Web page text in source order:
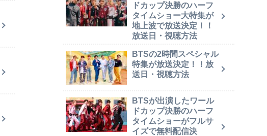
ドカップ決勝のハーフ
タイムショー大特集が
地上波で放送決定！！
放送日・視聴方法
BTSの2時間スペシャル
特集が放送決定！！放
送日・視聴方法
BTSが出演したワール
ドカップ決勝のハーフ
タイムショーがフルサ
イズで無料配信決